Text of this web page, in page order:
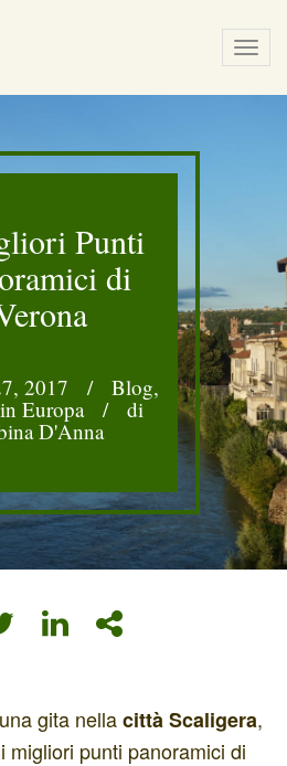
Punti
di
2017 / Blog,
Europa/ di
D'Anna
gita nellacittà Scaligera,
migliori punti panoramici di